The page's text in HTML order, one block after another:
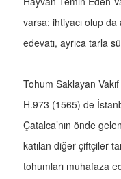
varsa; ihtiyacı olup
edevatı, ayrıca tarla
Tohum Saklayan
H.973 (1565) de
Çatalca’nın önde
katılan diğer çiftçiler
tohumları muhafaza